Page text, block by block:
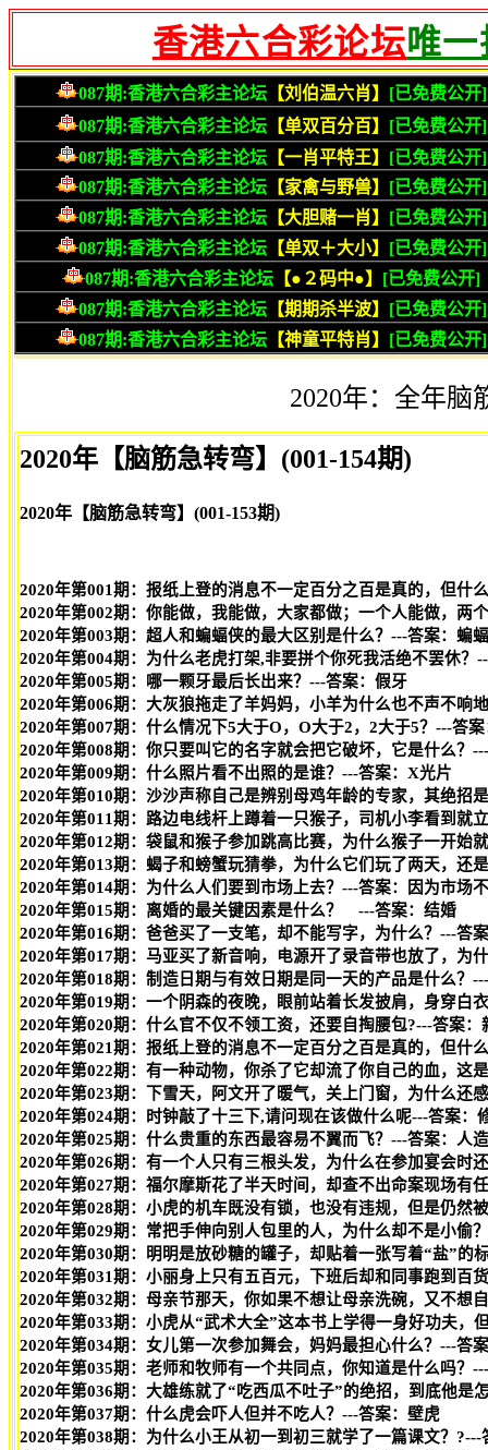
香港六合彩论坛唯
2020年：全年
2020年【脑筋急转弯】(001-154期)
2020年【脑筋急转弯】(001-153期)
2020年第001期：报纸上登的消息不一定百分之百是真的，但什
2020年第002期：你能做，我能做，大家都做；一个人能做，两
2020年第003期：超人和蝙蝠侠的最大区别是什么？---答案：蝙
2020年第004期：为什么老虎打架,非要拼个你死我活绝不罢休？
2020年第005期：哪一颗牙最后长出来？---答案：假牙
2020年第006期：大灰狼拖走了羊妈妈，小羊为什么也不声不响
2020年第007期：什么情况下5大于O，O大于2，2大于5？---答
2020年第008期：你只要叫它的名字就会把它破坏，它是什么？
2020年第009期：什么照片看不出照的是谁？---答案：X光片
2020年第010期：沙沙声称自己是辨别母鸡年龄的专家，其绝招
2020年第011期：路边电线杆上蹲着一只猴子，司机小李看到就
2020年第012期：袋鼠和猴子参加跳高比赛，为什么猴子一开始
2020年第013期：蝎子和螃蟹玩猜拳，为什么它们玩了两天，还
2020年第014期：为什么人们要到市场上去？---答案：因为市场
2020年第015期：离婚的最关键因素是什么？ ---答案：结婚
2020年第016期：爸爸买了一支笔，却不能写字，为什么？---答
2020年第017期：马亚买了新音响，电源开了录音带也放了，为
2020年第018期：制造日期与有效日期是同一天的产品是什么？
2020年第019期：一个阴森的夜晚，眼前站着长发披肩，身穿白
2020年第020期：什么官不仅不领工资，还要自掏腰包?---答案：
2020年第021期：报纸上登的消息不一定百分之百是真的，但什
2020年第022期：有一种动物，你杀了它却流了你自己的血，这
2020年第023期：下雪天，阿文开了暖气，关上门窗，为什么还
2020年第024期：时钟敲了十三下,请问现在该做什么呢---答案：
2020年第025期：什么贵重的东西最容易不翼而飞？---答案：人
2020年第026期：有一个人只有三根头发，为什么在参加宴会时
2020年第027期：福尔摩斯花了半天时间，却查不出命案现场有
2020年第028期：小虎的机车既没有锁，也没有违规，但是仍然
2020年第029期：常把手伸向别人包里的人，为什么却不是小偷
2020年第030期：明明是放砂糖的罐子，却贴着一张写着“盐”的
2020年第031期：小丽身上只有五百元，下班后却和同事跑到百
2020年第032期：母亲节那天，你如果不想让母亲洗碗，又不
2020年第033期：小虎从“武术大全”这本书上学得一身好功夫
2020年第034期：女儿第一次参加舞会，妈妈最担心什么？---答
2020年第035期：老师和牧师有一个共同点，你知道是什么吗？
2020年第036期：大雄练就了“吃西瓜不吐子”的绝招，到底他是
2020年第037期：什么虎会吓人但并不吃人？---答案：壁虎
2020年第038期：为什么小王从初一到初三就学了一篇课文？